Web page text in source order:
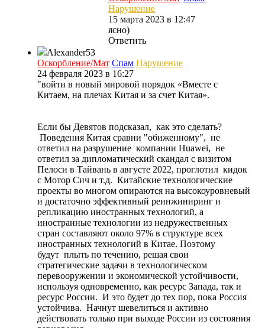
Нарушение
15 марта 2023 в 12:47
ясно)
Ответить
Alexander53
Оскорбление/Мат Спам Нарушение
24 февраля 2023 в 16:27
"войти в новый мировой порядок «Вместе с
Китаем, на плечах Китая и за счет Китая».
Если бы Девятов подсказал, как это сделать?
Поведения Китая сравни "обиженному", не
ответил на разрушение компании Huawei, не
ответил за дипломатический скандал с визитом
Пелоси в Тайвань в августе 2022, проглотил кидок
с Мотор Сич и т.д. Китайские технологические
проекты во многом опираются на высокоуровневый
и достаточно эффективный реинжиниринг и
репликацию иностранных технологий, а
иностранные технологии из недружественных
стран составляют около 97% в структуре всех
иностранных технологий в Китае. Поэтому
будут плыть по течению, решая свои
стратегические задачи в технологическом
перевооружении и экономической устойчивости,
используя одновременно, как ресурс Запада, так и
ресурс России. И это будет до тех пор, пока Россия
устойчива. Начнут шевелиться и активно
действовать только при выходе России из состояния